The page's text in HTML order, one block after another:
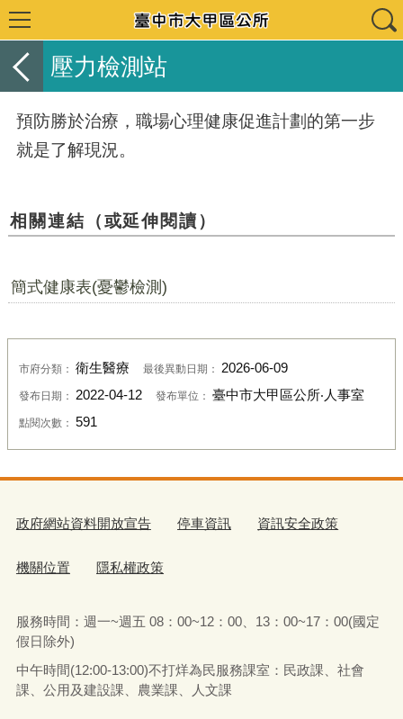
壓力檢測站
預防勝於治療，職場心理健康促進計劃的第一步
就是了解現況。
相關連結（或延伸閱讀）
簡式健康表(憂鬱檢測)
市府分類： 衛生醫療 最後異動日期： 2026-06-09
發布日期： 2022-04-12 發布單位： 臺中市大甲區公所‧人事室
點閱次數： 591
政府網站資料開放宣告 停車資訊 資訊安全政策
機關位置 隱私權政策
服務時間：週一~週五 08：00~12：00、13：00~17：00(國定
假日除外)
中午時間(12:00-13:00)不打烊為民服務課室：民政課、社會
課、公用及建設課、農業課、人文課